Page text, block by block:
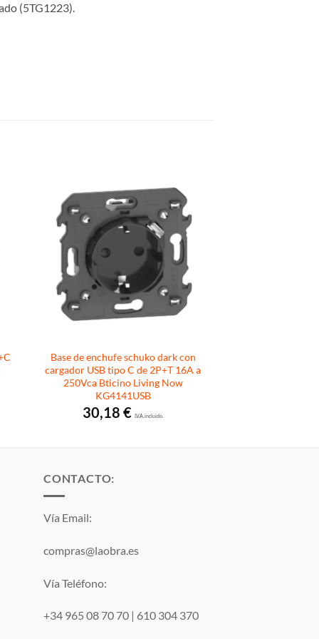
(5TG1223).
Base de enchufe schuko dark con
cargador USB tipo C de 2P+T 16A a
250Vca Bticino Living Now
KG4141USB
30,18€ I.V.A. incluido.
CONTACTO:
Vía Email:
compras@laobra.es
Vía Teléfono:
+34 965 08 70 70 | 610 304 370